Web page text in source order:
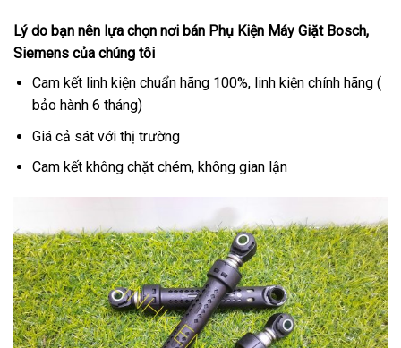
Lý do bạn nên lựa chọn nơi bán Phụ Kiện Máy Giặt Bosch,
Siemens của chúng tôi
Cam kết linh kiện chuẩn hãng 100%,linh kiện chính hãng (
bảo hành 6 tháng)
Giá cả sát với thị trường
Cam kết không chặt chém, không gian lận